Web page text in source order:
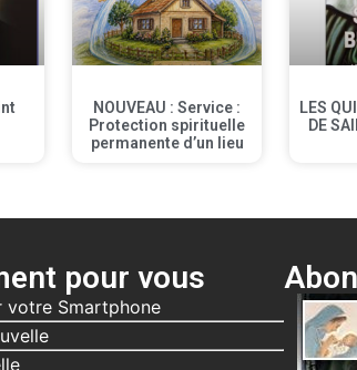
NOUVEAU : Service :
Protection spirituelle
permanente d’un lieu
LES
DE
pour vous
votre Smartphone